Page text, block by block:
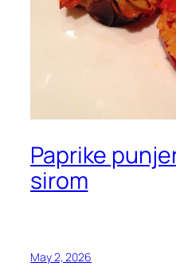
Paprike
sirom
May 2, 2026